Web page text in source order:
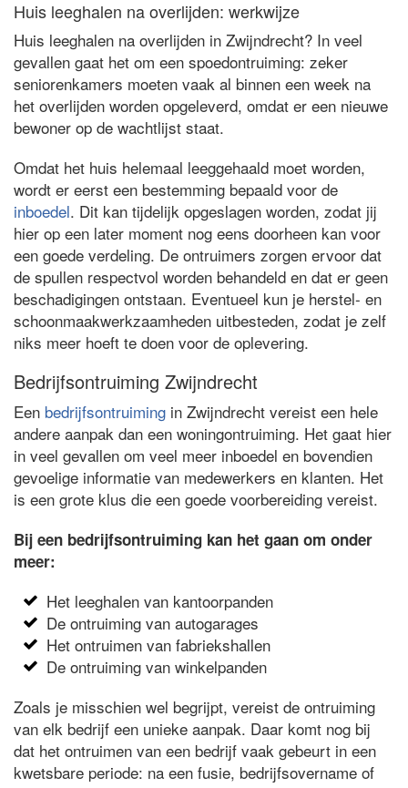
Huis leeghalen na overlijden: werkwijze
Huis leeghalen na overlijden in Zwijndrecht? In veel
gevallen gaat het om een spoedontruiming: zeker
seniorenkamers moeten vaak al binnen een week na
het overlijden worden opgeleverd, omdat er een nieuwe
bewoner op de wachtlijst staat.
Omdat het huis helemaal leeggehaald moet worden,
wordt er eerst een bestemming bepaald voor de
inboedel. Dit kan tijdelijk opgeslagen worden, zodat jij
hier op een later moment nog eens doorheen kan voor
een goede verdeling. De ontruimers zorgen ervoor dat
de spullen respectvol worden behandeld en dat er geen
beschadigingen ontstaan. Eventueel kun je herstel- en
schoonmaakwerkzaamheden uitbesteden, zodat je zelf
niks meer hoeft te doen voor de oplevering.
Bedrijfsontruiming Zwijndrecht
Een bedrijfsontruiming in Zwijndrecht vereist een hele
andere aanpak dan een woningontruiming. Het gaat hier
in veel gevallen om veel meer inboedel en bovendien
gevoelige informatie van medewerkers en klanten. Het
is een grote klus die een goede voorbereiding vereist.
Bij een bedrijfsontruiming kan het gaan om onder
meer:
Het leeghalen van kantoorpanden
De ontruiming van autogarages
Het ontruimen van fabriekshallen
De ontruiming van winkelpanden
Zoals je misschien wel begrijpt, vereist de ontruiming
van elk bedrijf een unieke aanpak. Daar komt nog bij
dat het ontruimen van een bedrijf vaak gebeurt in een
kwetsbare periode: na een fusie, bedrijfsovername of